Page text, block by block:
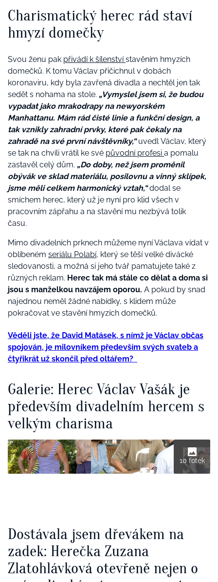
Charismatický herec rád staví
hmyzí domečky
Svou ženu pak přivádí k šílenstvístavěním hmyzích
domečků. K tomu Václav přičichnul v dobách
koronaviru, kdy byla zavřená divadla a nechtěl jen tak
sedět s nohama na stole. „Vymyslel jsem si, že budou
vypadat jako mrakodrapy na newyorském
Manhattanu. Mám rád čisté linie a funkční design, a
tak vznikly zahradní prvky, které pak čekaly na
zahradě na své první návštěvníky,“uvedl Václav, který
se tak na chvíli vrátil ke své původní profesi a pomalu
zastavěl celý dům. „Do doby, než jsem proměnil
obývák ve sklad materiálu, posilovnu a vinný sklípek,
jsme měli celkem harmonický vztah,“dodal se
smíchem herec, který už je nyní pro klid všech v
pracovním zápřahu a na stavění mu nezbývá tolik
času.
Mimo divadelních prknech můžeme nyní Václava vídat v
oblíbeném seriálu Polabí, který se těší velké divácké
sledovanosti, a možná si jeho tvář pamatujete také z
různých reklam. Herec tak má stále co dělat a doma si
jsou s manželkou navzájem oporou. A pokud by snad
najednou neměl žádné nabídky, s klidem může
pokračovat ve stavění hmyzích domečků.
Věděli jste, že David Matásek, s nímž je Václav občas
spojován, je milovníkem především svých svateb a
čtyřikrát už skončil před oltářem?
Galerie: Herec Václav Vašák je
především divadelním hercem s
velkým charisma
10 fotek
Dostávala jsem dřevákem na
zadek: Herečka Zuzana
Zlatohlávková otevřeně nejen o